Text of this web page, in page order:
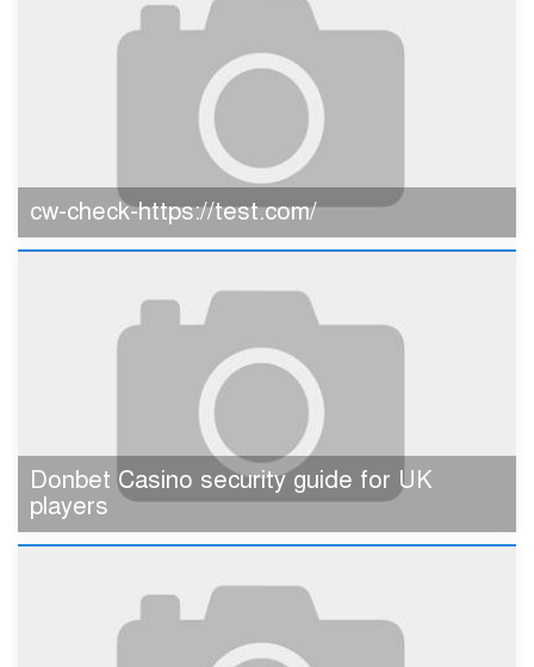
cw-check-https://test.com/
Donbet Casino security guide for UK
players